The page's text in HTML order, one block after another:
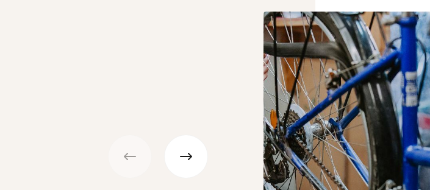
Suivant